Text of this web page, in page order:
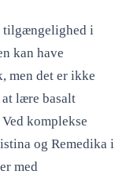
tilgængelighed i
kan have
men det er ikke
lære basalt
komplekse
og Remedika i
med